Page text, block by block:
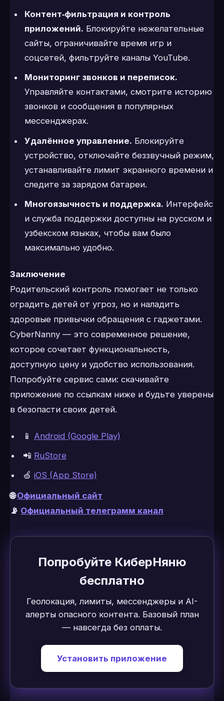
Контент‑фильтрация и контроль
приложений. Блокируйте нежелательные
сайты, ограничивайте время игр и
соцсетей, фильтруйте каналы YouTube.
Мониторинг звонков и переписок.
Управляйте контактами, смотрите историю
звонков и сообщения в популярных
мессенджерах.
Удалённое управление. Блокируйте
устройство, отключайте беззвучный режим,
устанавливайте лимит экранного времени и
следите за зарядом батареи.
Многоязычность и поддержка. Интерфейс
и служба поддержки доступны на русском и
узбекском языках, чтобы вам было
максимально удобно.
Заключение
Родительский контроль помогает не только
оградить детей от угроз, но и наладить
здоровые привычки обращения с гаджетами.
CyberNanny — это современное решение,
которое сочетает функциональность,
доступную цену и удобство использования.
Попробуйте сервис сами: скачивайте
приложение по ссылкам ниже и будьте уверены
в безопасти своих детей.
📱 Android (Google Play)
📲 RuStore
🍏 iOS (App Store)
🌐Официальный сайт
📡 Официальный телеграмм канал
Попробуйте КиберНяню
бесплатно
Геолокация, лимиты, мессенджеры и AI-
алерты опасного контента. Базовый план
— навсегда без оплаты.
Установить приложение